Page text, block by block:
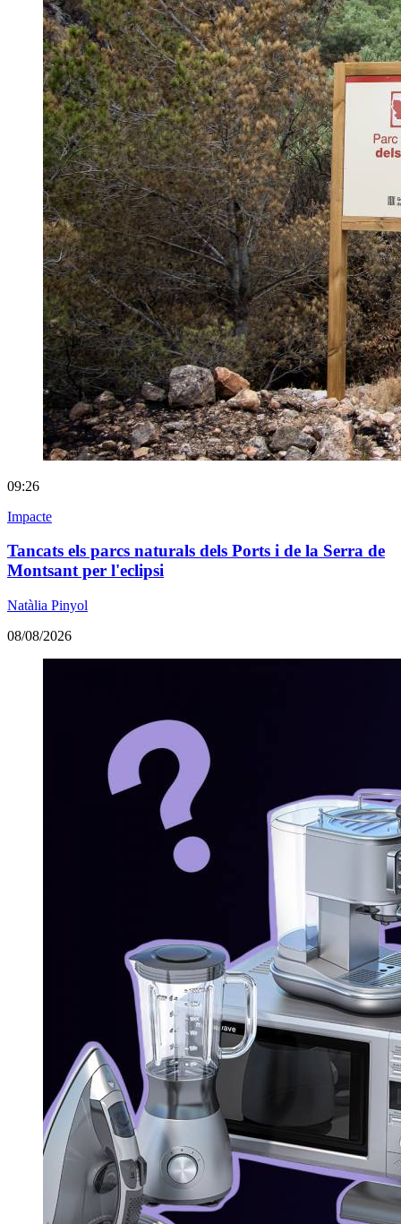
09:26
Impacte
Tancats els parcs naturals dels Ports i de la Serra de
Montsant per l'eclipsi
Natàlia Pinyol
08/08/2026